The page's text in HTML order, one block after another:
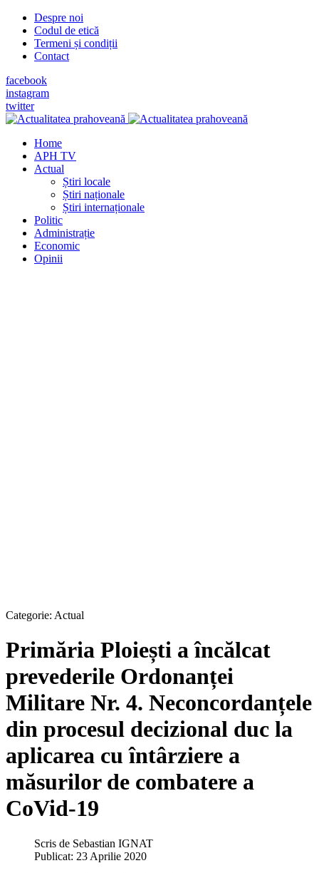
Despre noi
Codul de etică
Termeni și condiții
Contact
facebook
instagram
twitter
Home
APH TV
Actual
Știri locale
Știri naționale
Știri internaționale
Politic
Administrație
Economic
Opinii
Categorie: Actual
Primăria Ploiești a încălcat
prevederile Ordonanței
Militare Nr. 4. Neconcordanțele
din procesul decizional duc la
aplicarea cu întârziere a
măsurilor de combatere a
CoVid-19
Scris de Sebastian IGNAT
Publicat: 23 Aprilie 2020